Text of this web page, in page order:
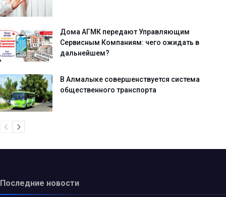
Дома АГМК передают Управляющим
Сервисным Компаниям: чего ожидать в
дальнейшем?
В Алмалыке совершенствуется система
общественного транспорта
Последние новости